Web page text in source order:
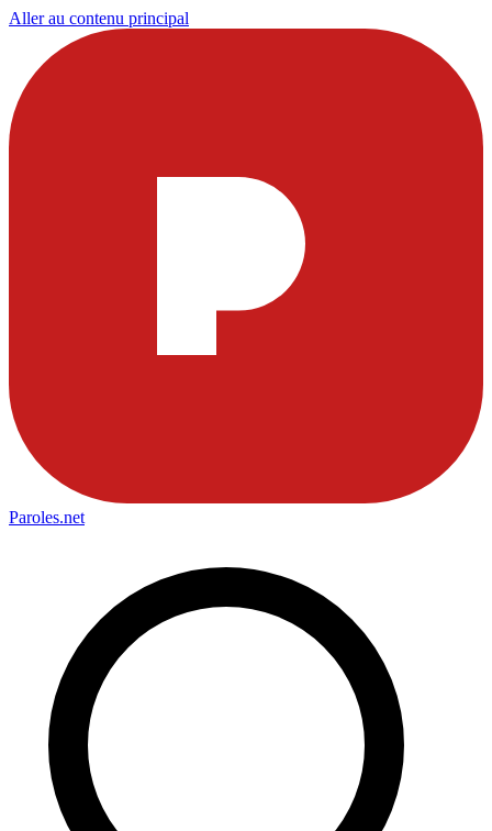
Aller au contenu principal
Paroles.net